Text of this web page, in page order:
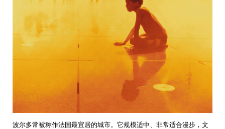
波尔多常被称作法国最宜居的城市。它规模适中、非常适合漫步，文